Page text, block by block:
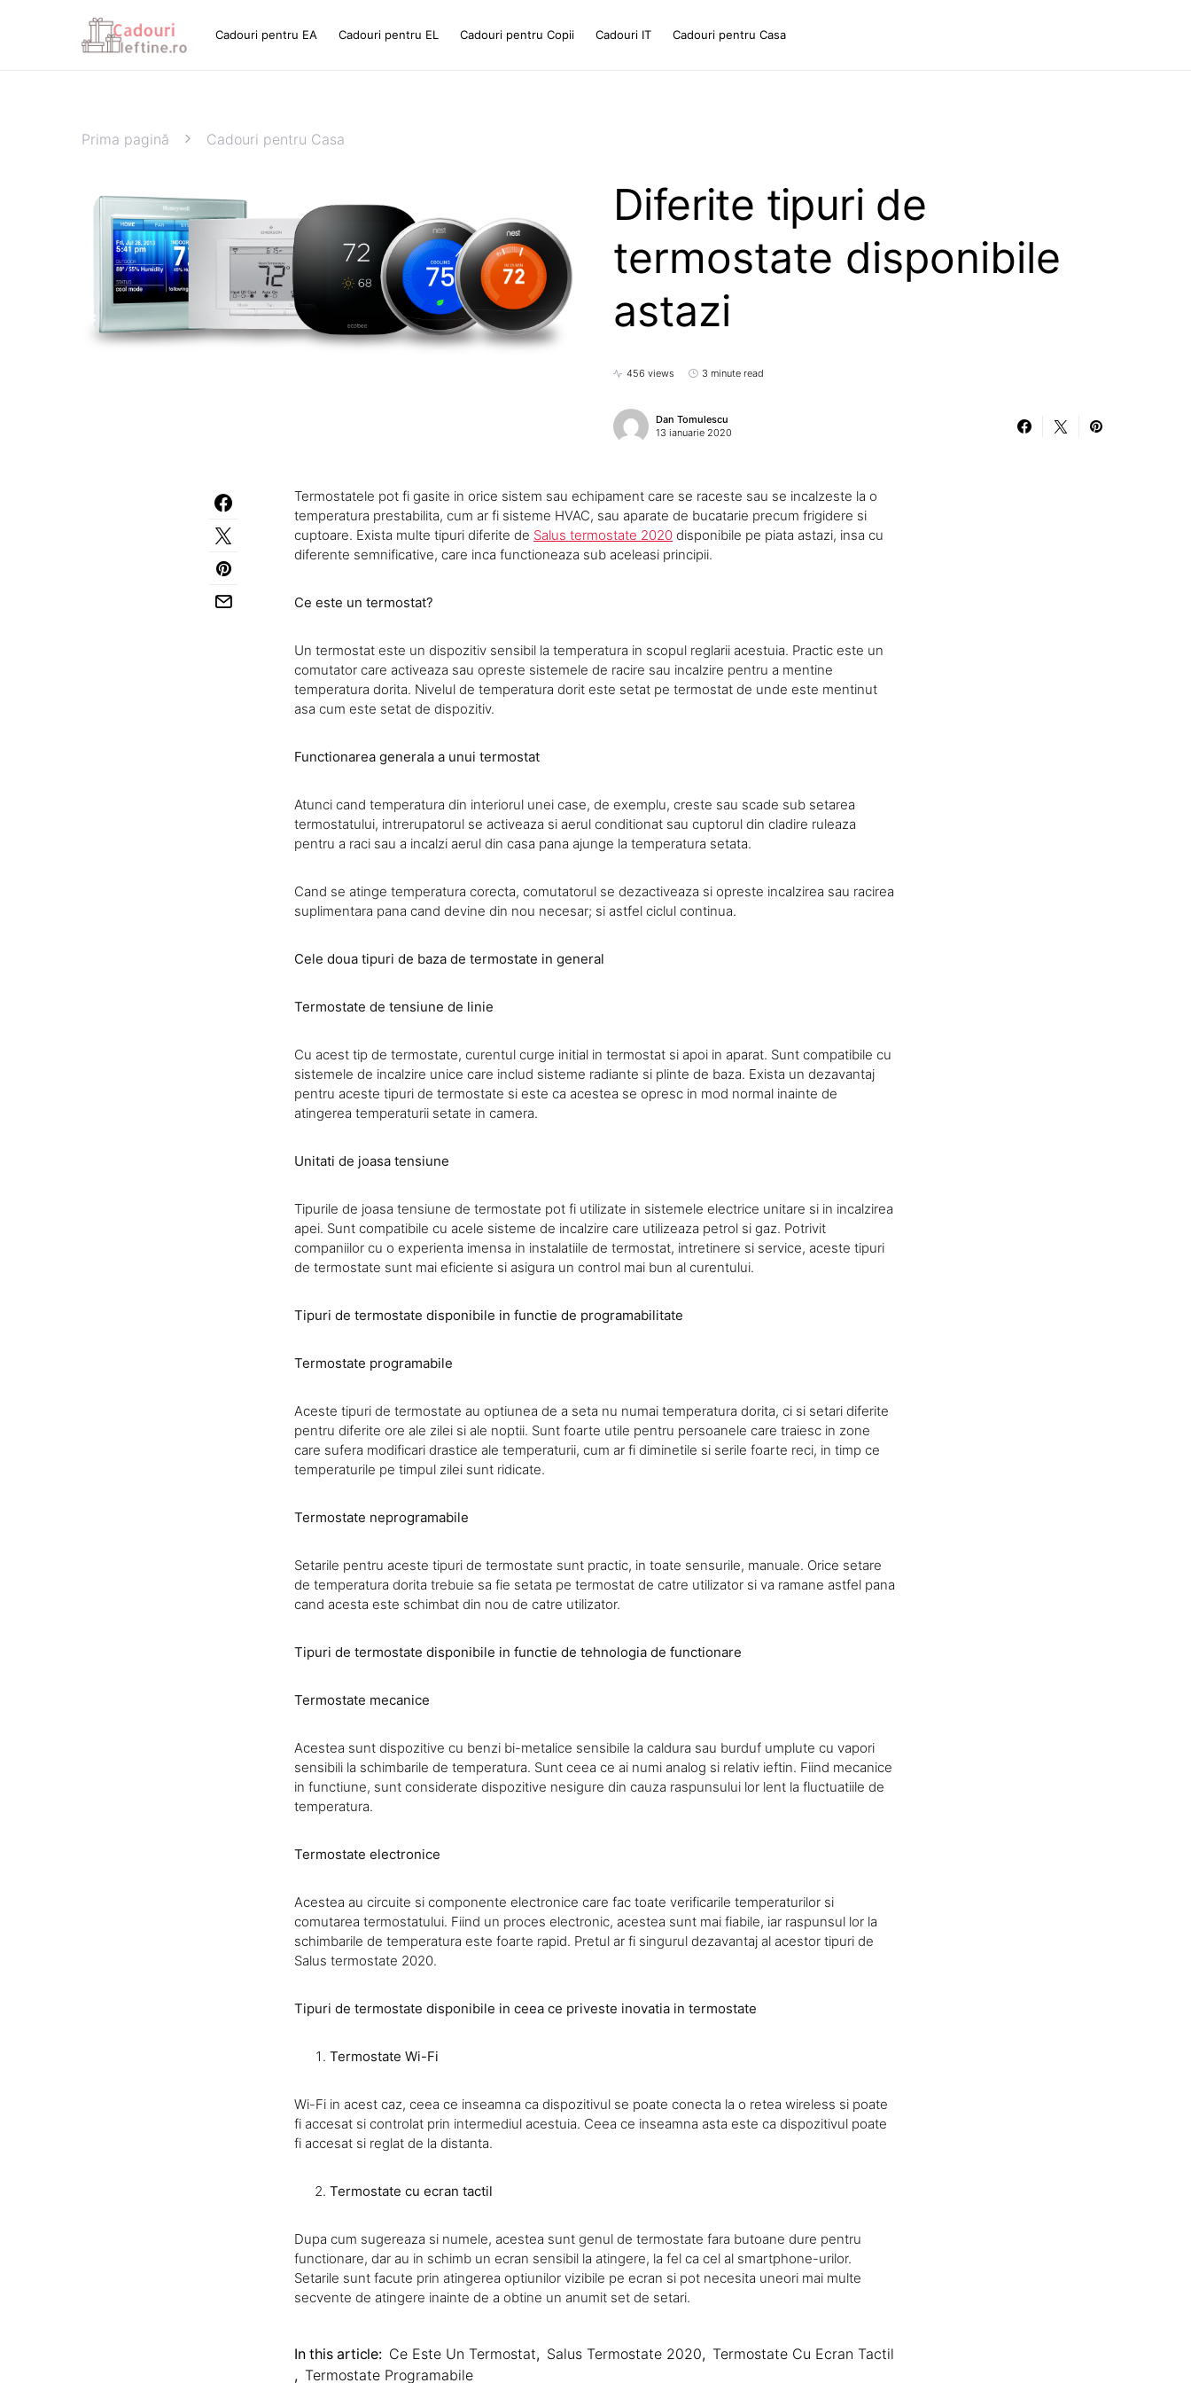
Cadouri pentru EA Cadouri pentru EL Cadouri pentru Copii Cadouri IT Cadouri pentru Casa
Prima pagină Cadouri pentru Casa
Diferite tipuri de
termostate disponibile
astazi
456 views 3 minute read
Dan Tomulescu
13 ianuarie 2020
Termostatele pot fi gasite in orice sistem sau echipament care se raceste sau se incalzeste la o
temperatura prestabilita, cum ar fi sisteme HVAC, sau aparate de bucatarie precum frigidere si
cuptoare. Exista multe tipuri diferite de Salus termostate 2020 disponibile pe piata astazi, insa cu
diferente semnificative, care inca functioneaza sub aceleasi principii.
Ce este un termostat?
Un termostat este un dispozitiv sensibil la temperatura in scopul reglarii acestuia. Practic este un
comutator care activeaza sau opreste sistemele de racire sau incalzire pentru a mentine
temperatura dorita. Nivelul de temperatura dorit este setat pe termostat de unde este mentinut
asa cum este setat de dispozitiv.
Functionarea generala a unui termostat
Atunci cand temperatura din interiorul unei case, de exemplu, creste sau scade sub setarea
termostatului, intrerupatorul se activeaza si aerul conditionat sau cuptorul din cladire ruleaza
pentru a raci sau a incalzi aerul din casa pana ajunge la temperatura setata.
Cand se atinge temperatura corecta, comutatorul se dezactiveaza si opreste incalzirea sau racirea
suplimentara pana cand devine din nou necesar; si astfel ciclul continua.
Cele doua tipuri de baza de termostate in general
Termostate de tensiune de linie
Cu acest tip de termostate, curentul curge initial in termostat si apoi in aparat. Sunt compatibile cu
sistemele de incalzire unice care includ sisteme radiante si plinte de baza. Exista un dezavantaj
pentru aceste tipuri de termostate si este ca acestea se opresc in mod normal inainte de
atingerea temperaturii setate in camera.
Unitati de joasa tensiune
Tipurile de joasa tensiune de termostate pot fi utilizate in sistemele electrice unitare si in incalzirea
apei. Sunt compatibile cu acele sisteme de incalzire care utilizeaza petrol si gaz. Potrivit
companiilor cu o experienta imensa in instalatiile de termostat, intretinere si service, aceste tipuri
de termostate sunt mai eficiente si asigura un control mai bun al curentului.
Tipuri de termostate disponibile in functie de programabilitate
Termostate programabile
Aceste tipuri de termostate au optiunea de a seta nu numai temperatura dorita, ci si setari diferite
pentru diferite ore ale zilei si ale noptii. Sunt foarte utile pentru persoanele care traiesc in zone
care sufera modificari drastice ale temperaturii, cum ar fi diminetile si serile foarte reci, in timp ce
temperaturile pe timpul zilei sunt ridicate.
Termostate neprogramabile
Setarile pentru aceste tipuri de termostate sunt practic, in toate sensurile, manuale. Orice setare
de temperatura dorita trebuie sa fie setata pe termostat de catre utilizator si va ramane astfel pana
cand acesta este schimbat din nou de catre utilizator.
Tipuri de termostate disponibile in functie de tehnologia de functionare
Termostate mecanice
Acestea sunt dispozitive cu benzi bi-metalice sensibile la caldura sau burduf umplute cu vapori
sensibili la schimbarile de temperatura. Sunt ceea ce ai numi analog si relativ ieftin. Fiind mecanice
in functiune, sunt considerate dispozitive nesigure din cauza raspunsului lor lent la fluctuatiile de
temperatura.
Termostate electronice
Acestea au circuite si componente electronice care fac toate verificarile temperaturilor si
comutarea termostatului. Fiind un proces electronic, acestea sunt mai fiabile, iar raspunsul lor la
schimbarile de temperatura este foarte rapid. Pretul ar fi singurul dezavantaj al acestor tipuri de
Salus termostate 2020.
Tipuri de termostate disponibile in ceea ce priveste inovatia in termostate
Termostate Wi-Fi
Wi-Fi in acest caz, ceea ce inseamna ca dispozitivul se poate conecta la o retea wireless si poate
fi accesat si controlat prin intermediul acestuia. Ceea ce inseamna asta este ca dispozitivul poate
fi accesat si reglat de la distanta.
Termostate cu ecran tactil
Dupa cum sugereaza si numele, acestea sunt genul de termostate fara butoane dure pentru
functionare, dar au in schimb un ecran sensibil la atingere, la fel ca cel al smartphone-urilor.
Setarile sunt facute prin atingerea optiunilor vizibile pe ecran si pot necesita uneori mai multe
secvente de atingere inainte de a obtine un anumit set de setari.
In this article: Ce Este Un Termostat, Salus Termostate 2020, Termostate Cu Ecran Tactil
, Termostate Programabile